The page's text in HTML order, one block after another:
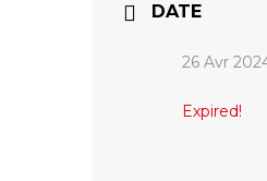
DATE
26 Avr
Expired!